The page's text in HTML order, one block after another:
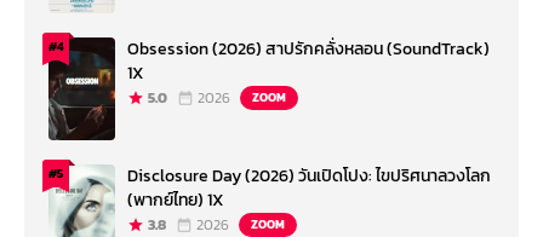
#4
Obsession (2026) สาปรักคลั่งหลอน (SoundTrack)
1X
5.0 2026 ZOOM
#5
Disclosure Day (2026) วันเปิดโปง: ไขปริศนาลวงโลก
(พากย์ไทย) 1X
3.8 2026 ZOOM